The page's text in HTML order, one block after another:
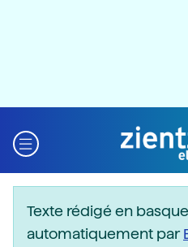
Texte rédigé en
automatiquement par